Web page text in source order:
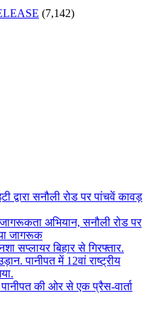
(7,142)
द्वारा सनौली रोड पर पांचवें कावड़
अभियान, सनौली रोड पर
जागरूक
सप्लायर बिहार से गिरफ्तार.
पानीपत में 12वां राष्ट्रीय
पानीपत की ओर से एक प्रैस-वार्ता